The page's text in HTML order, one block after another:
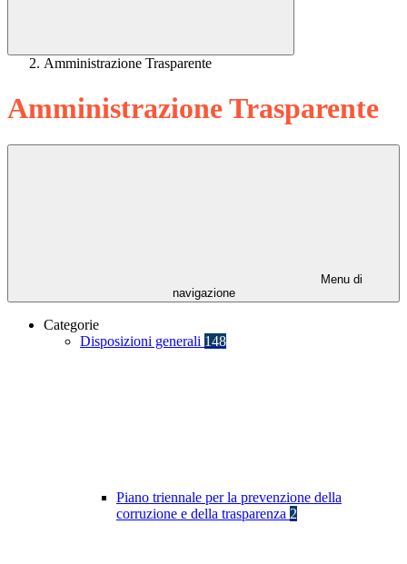
Amministrazione Trasparente
Amministrazione Trasparente
Menu di
navigazione
Categorie
Disposizioni generali 148
Piano triennale per la prevenzione della
corruzione e della trasparenza 2